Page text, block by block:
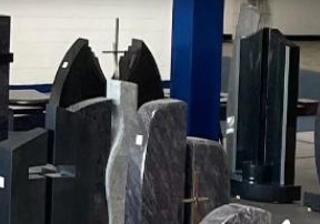
für Ihr Grab in
Rösrath